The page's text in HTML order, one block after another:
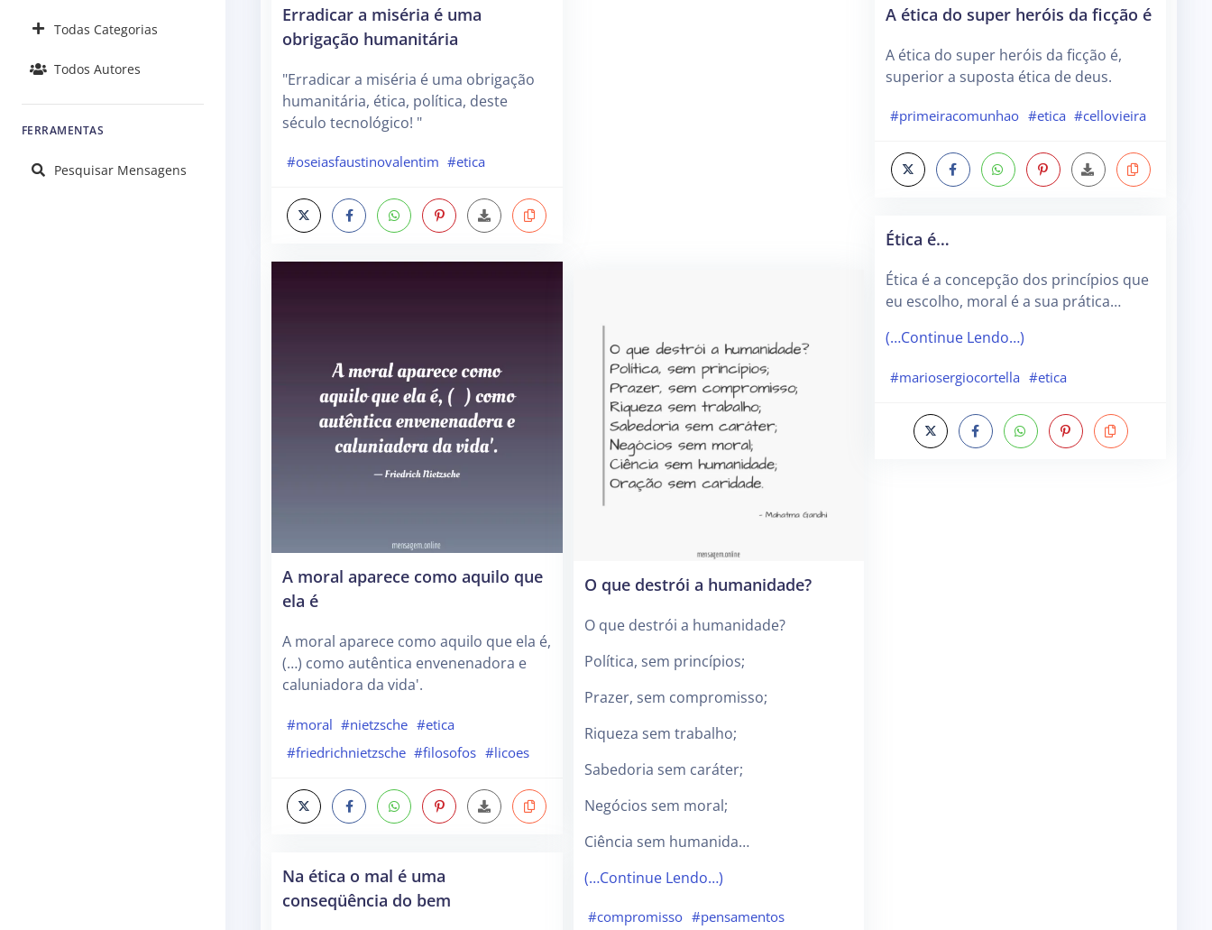
Todas Categorias
Todos Autores
FERRAMENTAS
Pesquisar Mensagens
Erradicar a miséria é uma
obrigação humanitária
"Erradicar a miséria é uma obrigação
humanitária, ética, política, deste
século tecnológico! "
#oseiasfaustinovalentim #etica
A moral aparece como aquilo que
ela é
A moral aparece como aquilo que ela é,
(…) como autêntica envenenadora e
caluniadora da vida'.
#moral #nietzsche #etica
#friedrichnietzsche #filosofos #licoes
Na ética o mal é uma
conseqüência do bem
O que destrói a humanidade?
O que destrói a humanidade?
Política, sem princípios;
Prazer, sem compromisso;
Riqueza sem trabalho;
Sabedoria sem caráter;
Negócios sem moral;
Ciência sem humanida…
(…Continue Lendo…)
#compromisso #pensamentos
A ética do super heróis da ficção é
A ética do super heróis da ficção é,
superior a suposta ética de deus.
#primeiracomunhao #etica #cellovieira
Ética é…
Ética é a concepção dos princípios que
eu escolho, moral é a sua prática…
(…Continue Lendo…)
#mariosergiocortella #etica